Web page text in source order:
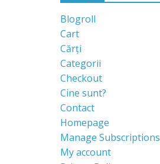
Blogroll
Cart
Cărți
Categorii
Checkout
Cine sunt?
Contact
Homepage
Manage Subscriptions
My account